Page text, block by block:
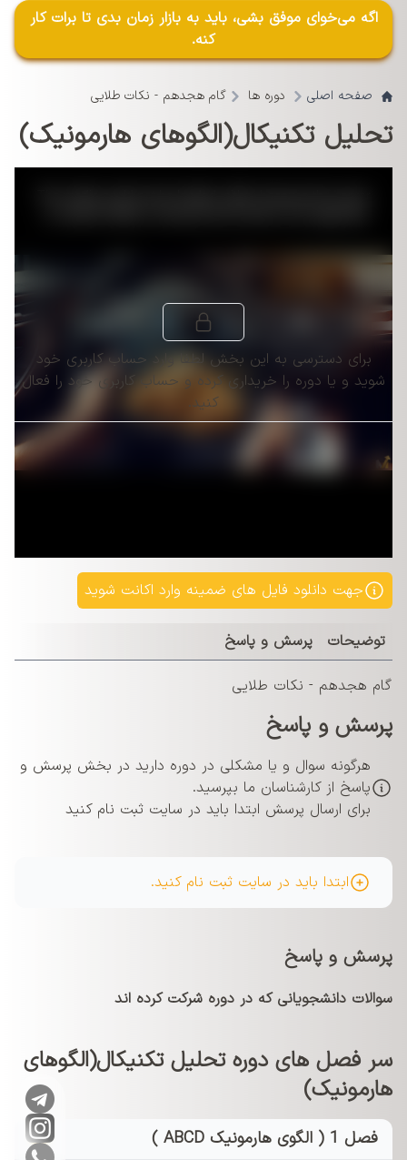
اگه می‌خوای موفق بشی، باید به بازار زمان بدی تا برات کار
کنه.
صفحه اصلی دوره ها گام ھجدھم - نکات طلایی
تحلیل تکنیکال(الگوهای هارمونیک)
برای دسترسی به این بخش لطفا وارد حساب کاربری خود
شوید و یا دوره را خریداری کرده و حساب کاربری خود را فعال
کنید.
جهت دانلود فایل های ضمینه وارد اکانت شوید
توضیحات پرسش و پاسخ
گام ھجدھم - نکات طلایی
پرسش و پاسخ
هرگونه سوال و یا مشکلی در دوره دارید در بخش پرسش و
پاسخ از کارشناسان ما بپرسید.
برای ارسال پرسش ابتدا باید در سایت ثبت نام کنید
ابتدا باید در سایت ثبت نام کنید.
پرسش و پاسخ
سوالات دانشجویانی که در دوره شرکت کرده اند
سر فصل های دوره تحلیل تکنیکال(الگوهای
هارمونیک)
فصل 1 ( الگوی هارمونیک ABCD )